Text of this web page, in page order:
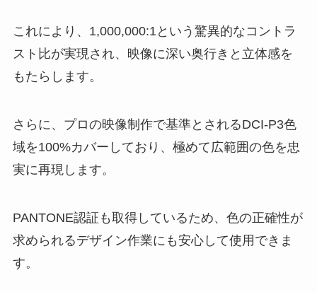
これにより、1,000,000:1という驚異的なコントラ
スト比が実現され、映像に深い奥行きと立体感を
もたらします。
さらに、プロの映像制作で基準とされるDCI-P3色
域を100%カバーしており、極めて広範囲の色を忠
実に再現します。
PANTONE認証も取得しているため、色の正確性が
求められるデザイン作業にも安心して使用できま
す。